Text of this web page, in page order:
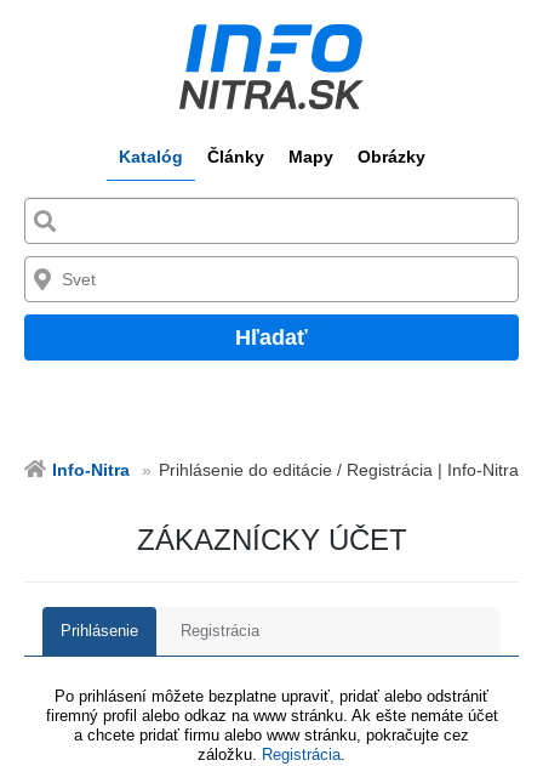
Katalóg Články Mapy Obrázky
Hľadať
Info-Nitra Prihlásenie do editácie / Registrácia | Info-Nitra
ZÁKAZNÍCKY ÚČET
Prihlásenie Registrácia
Po prihlásení môžete bezplatne upraviť, pridať alebo odstrániť
firemný profil alebo odkaz na www stránku. Ak ešte nemáte účet
a chcete pridať firmu alebo www stránku, pokračujte cez
záložku. Registrácia.